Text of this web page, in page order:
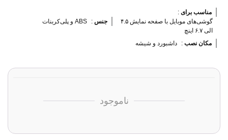
مناسب برای :
گوشی‌های موبایل با صفحه نمایش ۴.۵
الی ۶.۷ اینچ
جنس : ABS و پلی‌کربنات
مکان نصب : داشبورد و شیشه
ناموجود